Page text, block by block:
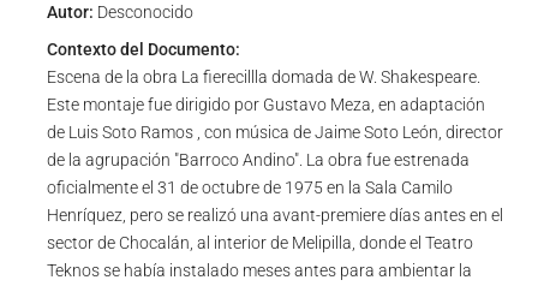
Autor: Desconocido
Contexto del Documento:
Escena de la obra La fierecillla domada de W. Shakespeare.
Este montaje fue dirigido por Gustavo Meza, en adaptación
de Luis Soto Ramos , con música de Jaime Soto León, director
de la agrupación "Barroco Andino". La obra fue estrenada
oficialmente el 31 de octubre de 1975 en la Sala Camilo
Henríquez, pero se realizó una avant-premiere días antes en el
sector de Chocalán, al interior de Melipilla, donde el Teatro
Teknos se había instalado meses antes para ambientar la